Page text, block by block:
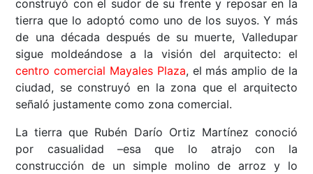
construyó con el sudor de su frente y reposar en la
tierra que lo adoptó como uno de los suyos. Y más
de una década después de su muerte, Valledupar
sigue moldeándose a la visión del arquitecto: el
centro comercial Mayales Plaza, el más amplio de la
ciudad, se construyó en la zona que el arquitecto
señaló justamente como zona comercial.
La tierra que Rubén Darío Ortiz Martínez conoció
por casualidad –esa que lo atrajo con la
construcción de un simple molino de arroz y lo